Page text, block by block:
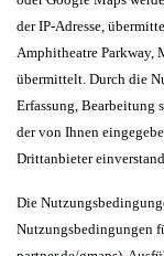
der IP-Adresse,
Amphitheatre Parkway,
übermittelt. Durch die
Erfassung, Bearbeitung
der von Ihnen
Drittanbieter
Die
Nutzungsbedingungen